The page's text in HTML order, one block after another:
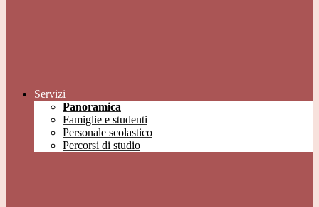
Servizi
Panoramica
Famiglie e studenti
Personale scolastico
Percorsi di studio